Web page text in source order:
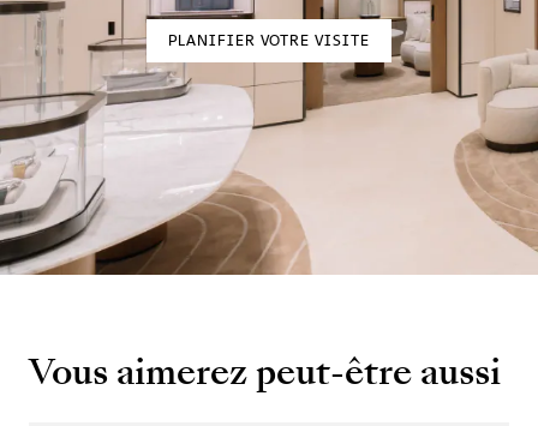
PLANIFIER VOTRE VISITE
Vous aimerez peut-être aussi